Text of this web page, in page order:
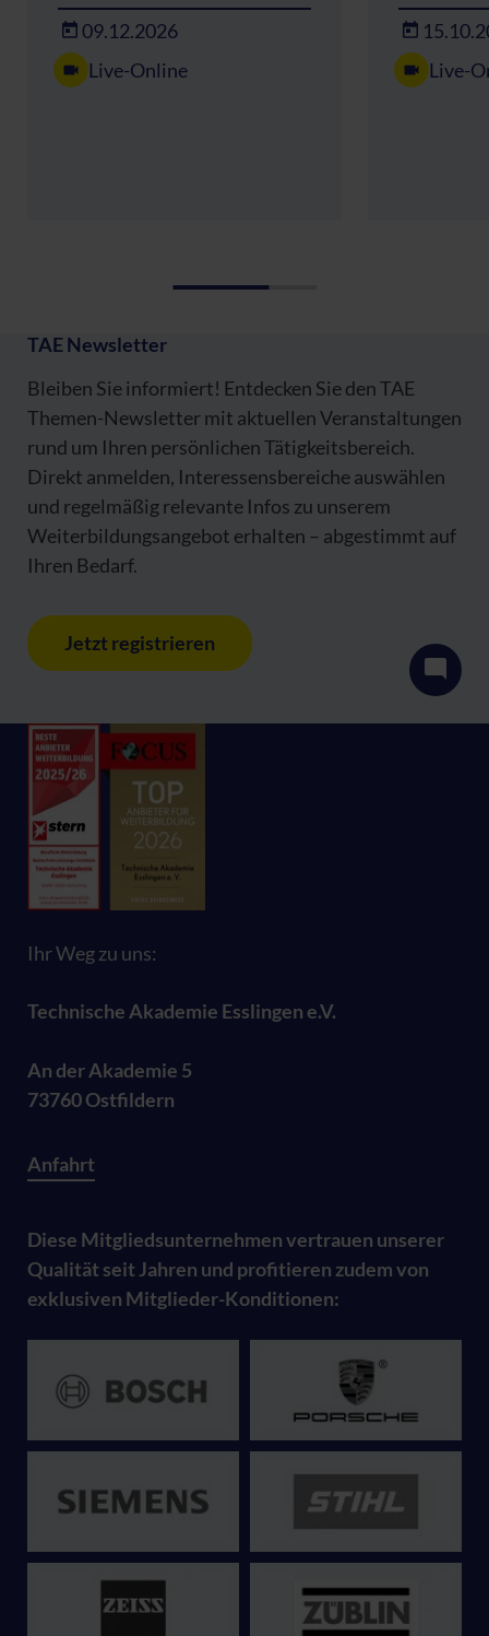
09.12.2026
Live-Online
Live-
TAE Newsletter
Bleiben Sie informiert! Entdecken Sie den TAE
Themen-Newsletter mit aktuellen Veranstaltungen
rund um Ihren persönlichen Tätigkeitsbereich.
Direkt anmelden, Interessensbereiche auswählen
und regelmäßig relevante Infos zu unserem
Weiterbildungsangebot erhalten – abgestimmt auf
Ihren Bedarf.
Jetzt registrieren
Ihr Weg zu uns:
Technische Akademie Esslingen e.V.
An der Akademie 5
73760 Ostfildern
Anfahrt
Diese Mitgliedsunternehmen vertrauen unserer
Qualität seit Jahren und profitieren zudem von
exklusiven Mitglieder-Konditionen: